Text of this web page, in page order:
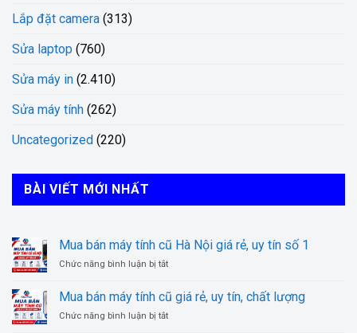
Lắp đặt camera (313)
Sửa laptop (760)
Sửa máy in (2.410)
Sửa máy tính (262)
Uncategorized (220)
BÀI VIẾT MỚI NHẤT
Mua bán máy tính cũ Hà Nội giá rẻ, uy tín số 1
Chức năng bình luận bị tắtở
bán
máy
tính
Mua bán máy tính cũ giá rẻ, uy tín, chất lượng
Chức năng bình luận bị tắtở